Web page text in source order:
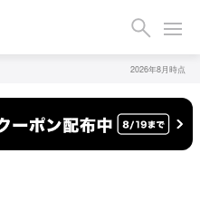
2026年8月時点